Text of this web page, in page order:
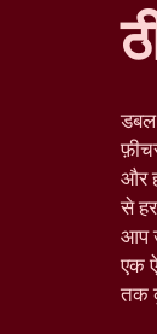
डबल
और
से
आप
एक
तक